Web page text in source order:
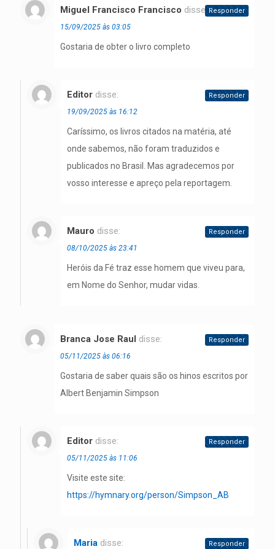
Miguel Francisco Francisco disse:
15/09/2025 às 03:05
Gostaria de obter o livro completo
Responder
Editor disse:
19/09/2025 às 16:12
Caríssimo, os livros citados na matéria, até
onde sabemos, não foram traduzidos e
publicados no Brasil. Mas agradecemos por
vosso interesse e apreço pela reportagem.
Responder
Mauro disse:
08/10/2025 às 23:41
Heróis da Fé traz esse homem que viveu para,
em Nome do Senhor, mudar vidas.
Responder
Branca Jose Raul disse:
05/11/2025 às 06:16
Gostaria de saber quais são os hinos escritos por
Albert Benjamin Simpson
Responder
Editor disse:
05/11/2025 às 11:06
Visite este site:
https://hymnary.org/person/Simpson_AB
Responder
Maria disse: Responder